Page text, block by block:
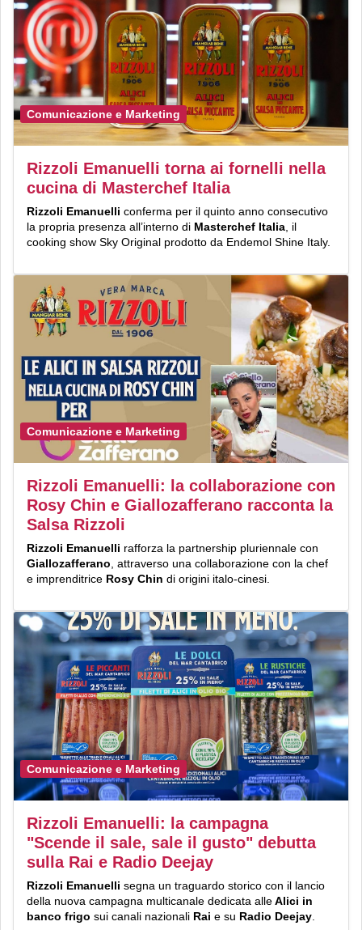
Comunicazione e Marketing
Rizzoli Emanuelli torna ai fornelli nella
cucina di Masterchef Italia
Rizzoli Emanuelli conferma per il quinto anno consecutivo
la propria presenza all’interno di Masterchef Italia , il
cooking show Sky Original prodotto da Endemol Shine Italy.
Comunicazione e Marketing
Rizzoli Emanuelli: la collaborazione con
Rosy Chin e Giallozafferano racconta la
Salsa Rizzoli
Rizzoli Emanuelli rafforza la partnership pluriennale con
Giallozafferano, attraverso una collaborazione con la chef
e imprenditrice Rosy Chin di origini italo-cinesi.
Comunicazione e Marketing
Rizzoli Emanuelli: la campagna
"Scende il sale, sale il gusto" debutta
sulla Rai e Radio Deejay
Rizzoli Emanuelli segna un traguardo storico con il lancio
della nuova campagna multicanale dedicata alleAlici in
banco frigo sui canali nazionali Rai e su Radio Deejay